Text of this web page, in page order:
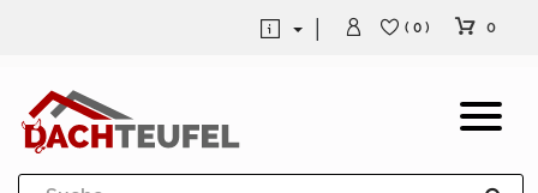
Dachrinne und Fallrohre
Werkzeuge und Löttechnik
( 0 ) 0